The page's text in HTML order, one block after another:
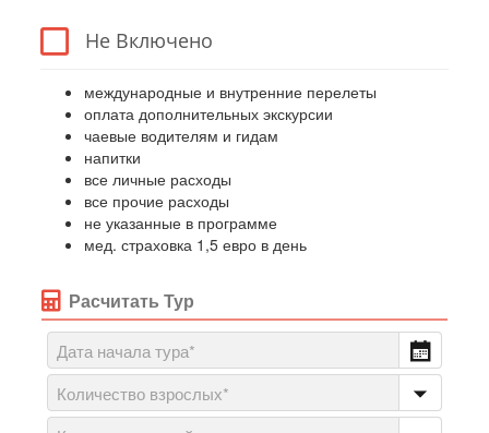
Не Включено
международные и внутренние перелеты
оплата дополнительных экскурсии
чаевые водителям и гидам
напитки
все личные расходы
все прочие расходы
не указанные в программе
мед. страховка 1,5 евро в день
Расчитать Тур